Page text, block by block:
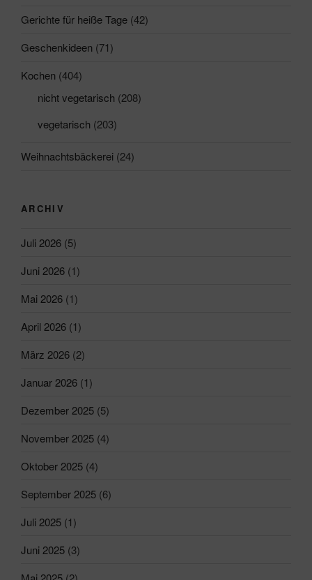
Gerichte für heiße Tage (42)
Geschenkideen (71)
Kochen (404)
nicht vegetarisch (208)
vegetarisch (203)
Weihnachtsbäckerei (24)
ARCHIV
Juli 2026 (5)
Juni 2026 (1)
Mai 2026 (1)
April 2026 (1)
März 2026 (2)
Januar 2026 (1)
Dezember 2025 (5)
November 2025 (4)
Oktober 2025 (4)
September 2025 (6)
Juli 2025 (1)
Juni 2025 (3)